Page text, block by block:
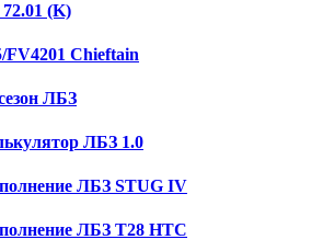
(K)
FV4201 Chieftain
ЛБЗ
ЛБЗ 1.0
ЛБЗ STUG IV
ЛБЗ T28 HTC